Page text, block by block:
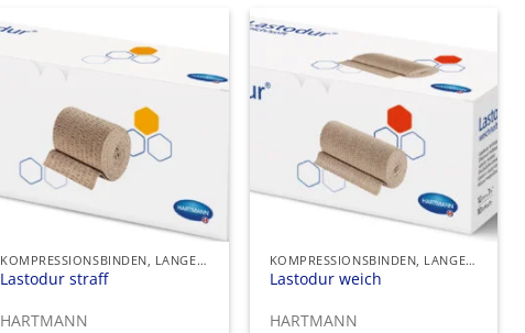
KOMPRESSIONSBINDEN, LANGER ZUG
Lastodur straff
HARTMANN
KOMPRESSIONSBINDEN, LANGER ZUG
Lastodur weich
HARTMANN